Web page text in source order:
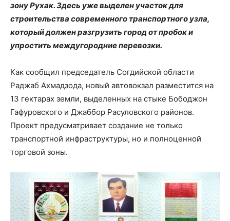
зону Рухак. Здесь уже выделен участок для
строительства современного транспортного узла,
который должен разгрузить город от пробок и
упростить междугородние перевозки.
Как сообщил председатель Согдийской области
Раджаб Ахмадзода, новый автовокзал разместится на
13 гектарах земли, выделенных на стыке Бободжон
Гафуровского и Джаббор Расуловского районов.
Проект предусматривает создание не только
транспортной инфраструктуры, но и полноценной
торговой зоны.